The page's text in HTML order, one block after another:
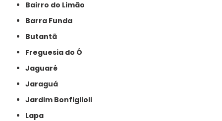
Bairro do Limão
Barra Funda
Butantã
Freguesia do Ó
Jaguaré
Jaraguá
Jardim Bonfiglioli
Lapa